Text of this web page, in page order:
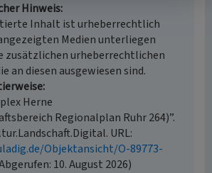
Hinweis
Inhalt ist urheberrechtlich
Medien unterliegen
zusätzlichen urheberrechtlichen
an diesen ausgewiesen sind.
Herne
Regionalplan Ruhr 264)”.
URL:
Objektansicht/O-89773-
10. August 2026)